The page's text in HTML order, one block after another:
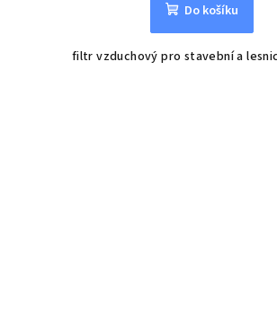
Do košíku
filtr vzduchový pro stavební a